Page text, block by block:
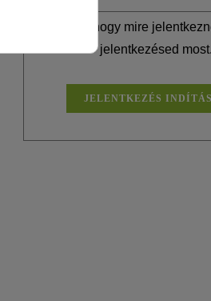
Már tudod, hogy mire
jelentkezésed most.
JELENTKEZÉS